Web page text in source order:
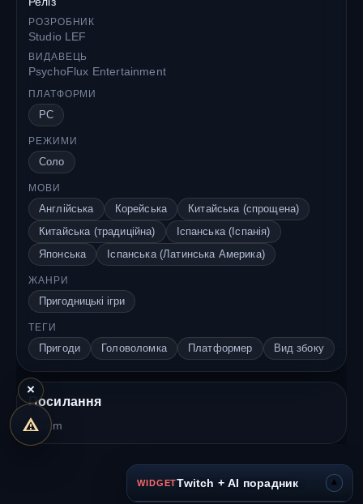
РОЗРОБНИК
Studio LEF
ВИДАВЕЦЬ
PsychoFlux Entertainment
ПЛАТФОРМИ
PC
РЕЖИМИ
Соло
МОВИ
Англійська Корейська
Китайська (спрощена)
Китайська (традиційна)
Іспанська (Іспанія)
Японська
Іспанська (Латинська Америка)
ЖАНРИ
Пригодницькі ігри
ТЕГИ
Пригоди Головоломка Платформер Вид збоку
Посилання
Steam
WIDGETTwitch + AI порадник ▾
×